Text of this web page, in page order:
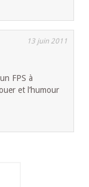
13 juin 2011
FPS à
et l’humour